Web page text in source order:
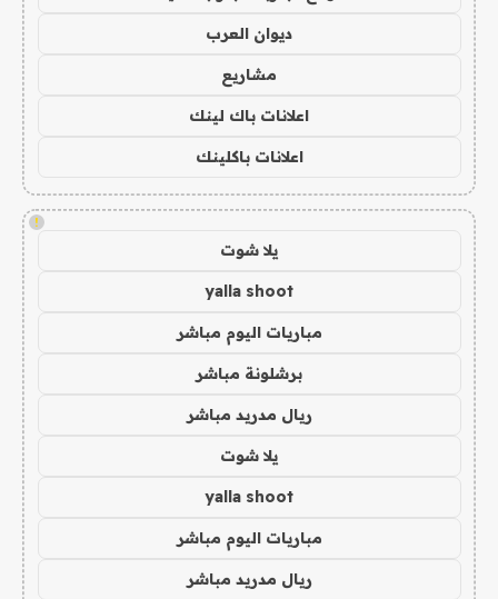
ديوان العرب
مشاريع
اعلانات باك لينك
اعلانات باكلينك
!
يلا شوت
yalla shoot
مباريات اليوم مباشر
برشلونة مباشر
ريال مدريد مباشر
يلا شوت
yalla shoot
مباريات اليوم مباشر
ريال مدريد مباشر